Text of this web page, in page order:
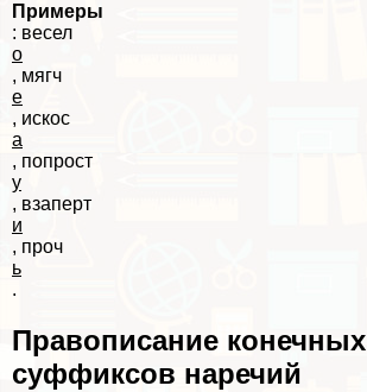
Примеры
: весел
о
, мягч
е
, искос
а
, попрост
у
, взаперт
и
, проч
ь
.
Правописание конечных
суффиксов наречий